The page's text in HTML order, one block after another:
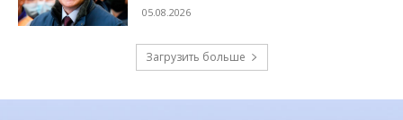
05.08.2026
Загрузить больше